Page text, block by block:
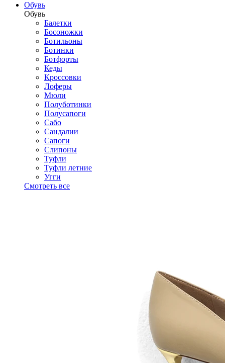
Обувь
Обувь
Балетки
Босоножки
Ботильоны
Ботинки
Ботфорты
Кеды
Кроссовки
Лоферы
Мюли
Полуботинки
Полусапоги
Сабо
Сандалии
Сапоги
Слипоны
Туфли
Туфли летние
Угги
Смотреть все